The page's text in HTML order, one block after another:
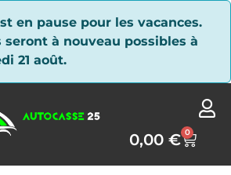
en pause pour les vacances.
seront à nouveau possibles à
21 août.
0,00€ 0
des cookies